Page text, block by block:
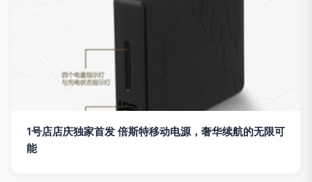
1号店店庆独家首发 倍斯特移动电源，奢华续航的无限可
能